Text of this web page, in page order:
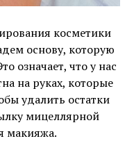
косметики
основу, которую
означает, что у нас
на руках, которые
удалить остатки
мицеллярной
макияжа.